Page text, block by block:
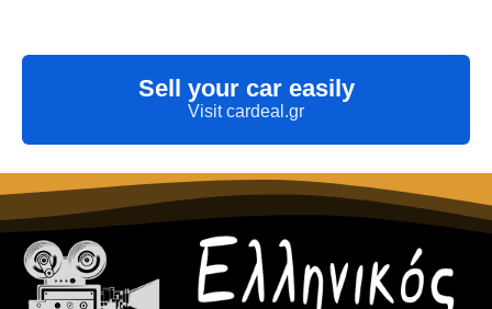
Sell your car easily
Visit cardeal.gr